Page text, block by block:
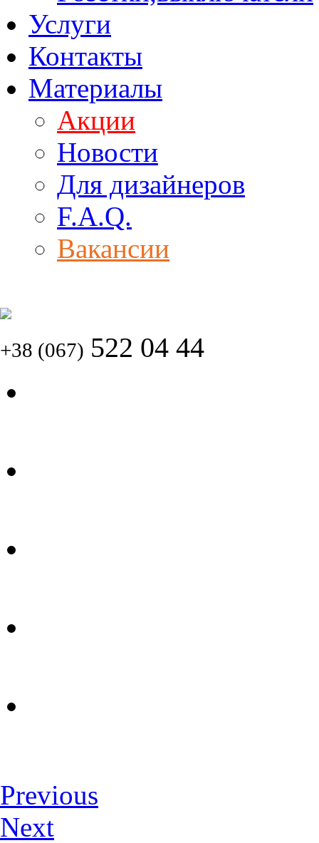
Услуги
Контакты
Материалы
Акции
Новости
Для дизайнеров
F.A.Q.
Вакансии
+38 (067) 522 04 44
Previous
Next